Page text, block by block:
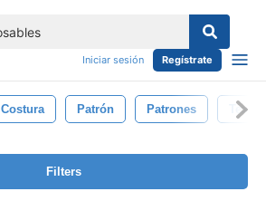
Iniciar sesión Regístrate
Patrón Patrones
Filters